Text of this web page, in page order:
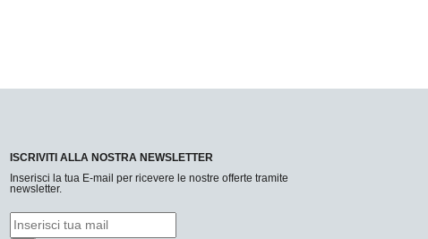
ISCRIVITI ALLA NOSTRA NEWSLETTER
Inserisci la tua E-mail per ricevere le nostre offerte tramite
newsletter.